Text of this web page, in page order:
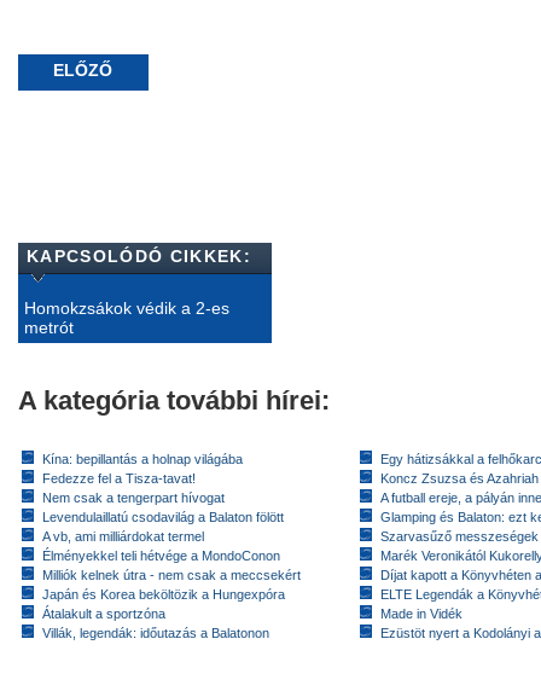
ELŐZŐ
KAPCSOLÓDÓ CIKKEK:
Homokzsákok védik a 2-es
metrót
A kategória további hírei:
Kína: bepillantás a holnap világába
Fedezze fel a Tisza-tavat!
Nem csak a tengerpart hívogat
Levendulaillatú csodavilág a Balaton fölött
A vb, ami milliárdokat termel
Élményekkel teli hétvége a MondoConon
Milliók kelnek útra - nem csak a meccsekért
Japán és Korea beköltözik a Hungexpóra
Átalakult a sportzóna
Villák, legendák: időutazás a Balatonon
Egy hátizsákkal a
Koncz Zsuzsa és
A futball ereje, a pályán
Glamping és Balaton: ezt
Szarvasűző messzeségek
Marék Veronikától
Díjat kapott a Könyvhéten
ELTE Legendák a
Made in Vidék
Ezüstöt nyert a Kodolányi